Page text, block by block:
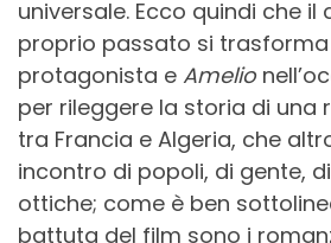
universale. Ecco quindi che
proprio passato si trasforma
protagonista e Amelio
per rileggere la storia di una
tra Francia e Algeria, che
incontro di popoli, di gente,
ottiche; come è ben
battuta del film sono i